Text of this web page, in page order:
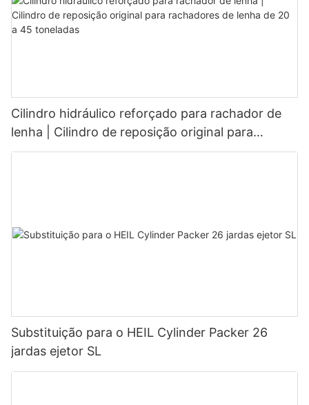
Cilindro hidráulico reforçado para rachador de
lenha | Cilindro de reposição original para
rachadores de lenha de 20 a 45 toneladas
Substituição para o HEIL Cylinder Packer 26
jardas ejetor SL